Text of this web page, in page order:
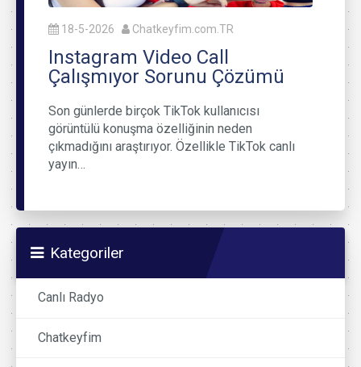
18-5-2026 Chatkeyfim.com.TR
Instagram Video Call
Çalışmıyor Sorunu Çözümü
Son günlerde birçok TikTok kullanıcısı
görüntülü konuşma özelliğinin neden
çıkmadığını araştırıyor. Özellikle TikTok canlı
yayın…
Kategoriler
Canlı Radyo
Chatkeyfim